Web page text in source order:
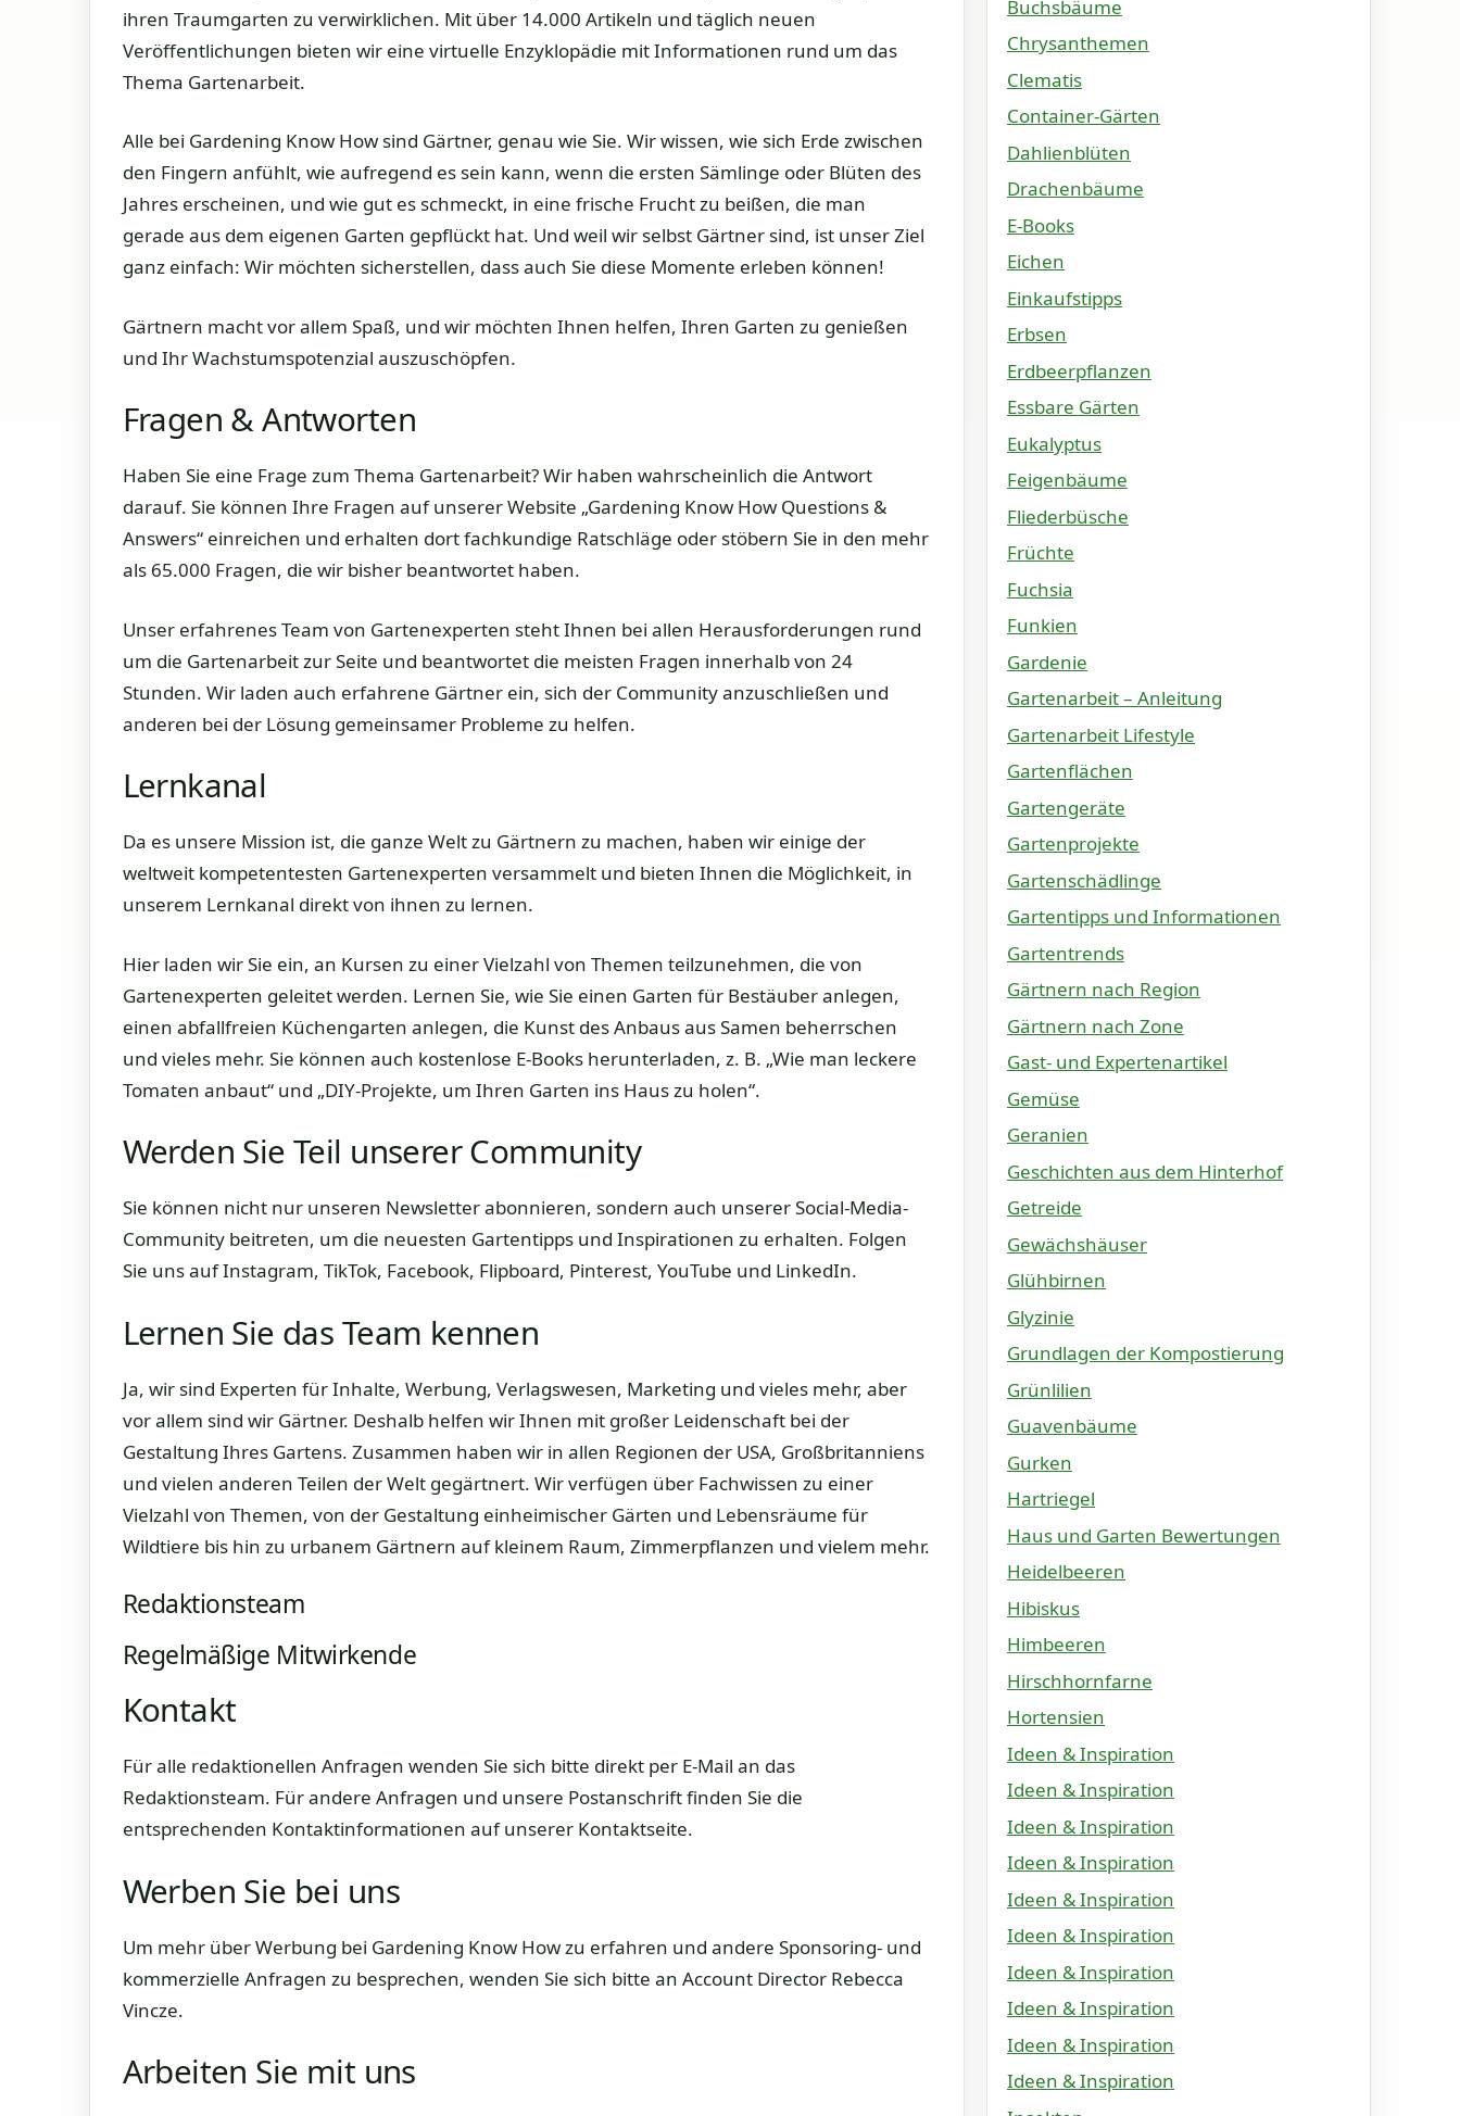
ihren Traumgarten zu verwirklichen. Mit über 14.000 Artikeln und täglich neuen
Veröffentlichungen bieten wir eine virtuelle Enzyklopädie mit Informationen rund um das
Thema Gartenarbeit.
Alle bei Gardening Know How sind Gärtner, genau wie Sie. Wir wissen, wie sich Erde zwischen
den Fingern anfühlt, wie aufregend es sein kann, wenn die ersten Sämlinge oder Blüten des
Jahres erscheinen, und wie gut es schmeckt, in eine frische Frucht zu beißen, die man
gerade aus dem eigenen Garten gepflückt hat. Und weil wir selbst Gärtner sind, ist unser Ziel
ganz einfach: Wir möchten sicherstellen, dass auch Sie diese Momente erleben können!
Gärtnern macht vor allem Spaß, und wir möchten Ihnen helfen, Ihren Garten zu genießen
und Ihr Wachstumspotenzial auszuschöpfen.
Fragen & Antworten
Haben Sie eine Frage zum Thema Gartenarbeit? Wir haben wahrscheinlich die Antwort
darauf. Sie können Ihre Fragen auf unserer Website „Gardening Know How Questions &
Answers“ einreichen und erhalten dort fachkundige Ratschläge oder stöbern Sie in den mehr
als 65.000 Fragen, die wir bisher beantwortet haben.
Unser erfahrenes Team von Gartenexperten steht Ihnen bei allen Herausforderungen rund
um die Gartenarbeit zur Seite und beantwortet die meisten Fragen innerhalb von 24
Stunden. Wir laden auch erfahrene Gärtner ein, sich der Community anzuschließen und
anderen bei der Lösung gemeinsamer Probleme zu helfen.
Lernkanal
Da es unsere Mission ist, die ganze Welt zu Gärtnern zu machen, haben wir einige der
weltweit kompetentesten Gartenexperten versammelt und bieten Ihnen die Möglichkeit, in
unserem Lernkanal direkt von ihnen zu lernen.
Hier laden wir Sie ein, an Kursen zu einer Vielzahl von Themen teilzunehmen, die von
Gartenexperten geleitet werden. Lernen Sie, wie Sie einen Garten für Bestäuber anlegen,
einen abfallfreien Küchengarten anlegen, die Kunst des Anbaus aus Samen beherrschen
und vieles mehr. Sie können auch kostenlose E-Books herunterladen, z. B. „Wie man leckere
Tomaten anbaut“ und „DIY-Projekte, um Ihren Garten ins Haus zu holen“.
Werden Sie Teil unserer Community
Sie können nicht nur unseren Newsletter abonnieren, sondern auch unserer Social-Media-
Community beitreten, um die neuesten Gartentipps und Inspirationen zu erhalten. Folgen
Sie uns auf Instagram, TikTok, Facebook, Flipboard, Pinterest, YouTube und LinkedIn.
Lernen Sie das Team kennen
Ja, wir sind Experten für Inhalte, Werbung, Verlagswesen, Marketing und vieles mehr, aber
vor allem sind wir Gärtner. Deshalb helfen wir Ihnen mit großer Leidenschaft bei der
Gestaltung Ihres Gartens. Zusammen haben wir in allen Regionen der USA, Großbritanniens
und vielen anderen Teilen der Welt gegärtnert. Wir verfügen über Fachwissen zu einer
Vielzahl von Themen, von der Gestaltung einheimischer Gärten und Lebensräume für
Wildtiere bis hin zu urbanem Gärtnern auf kleinem Raum, Zimmerpflanzen und vielem mehr.
Redaktionsteam
Regelmäßige Mitwirkende
Kontakt
Für alle redaktionellen Anfragen wenden Sie sich bitte direkt per E-Mail an das
Redaktionsteam. Für andere Anfragen und unsere Postanschrift finden Sie die
entsprechenden Kontaktinformationen auf unserer Kontaktseite.
Werben Sie bei uns
Um mehr über Werbung bei Gardening Know How zu erfahren und andere Sponsoring- und
kommerzielle Anfragen zu besprechen, wenden Sie sich bitte an Account Director Rebecca
Vincze.
Arbeiten Sie mit uns
Buchsbäume
Chrysanthemen
Clematis
Container-Gärten
Dahlienblüten
Drachenbäume
E-Books
Eichen
Einkaufstipps
Erbsen
Erdbeerpflanzen
Essbare Gärten
Eukalyptus
Feigenbäume
Fliederbüsche
Früchte
Fuchsia
Funkien
Gardenie
Gartenarbeit – Anleitung
Gartenarbeit Lifestyle
Gartenflächen
Gartengeräte
Gartenprojekte
Gartenschädlinge
Gartentipps und Informationen
Gartentrends
Gärtnern nach Region
Gärtnern nach Zone
Gast- und Expertenartikel
Gemüse
Geranien
Geschichten aus dem Hinterhof
Getreide
Gewächshäuser
Glühbirnen
Glyzinie
Grundlagen der Kompostierung
Grünlilien
Guavenbäume
Gurken
Hartriegel
Haus und Garten Bewertungen
Heidelbeeren
Hibiskus
Himbeeren
Hirschhornfarne
Hortensien
Ideen & Inspiration
Ideen & Inspiration
Ideen & Inspiration
Ideen & Inspiration
Ideen & Inspiration
Ideen & Inspiration
Ideen & Inspiration
Ideen & Inspiration
Ideen & Inspiration
Ideen & Inspiration